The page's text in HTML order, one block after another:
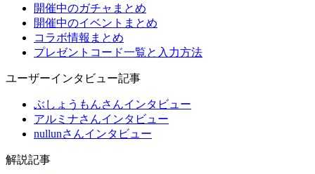
開催中のガチャまとめ
開催中のイベントまとめ
コラボ情報まとめ
プレゼントコード一覧と入力方法
ユーザーインタビュー記事
ぶしょうもんさんインタビュー
アルミナさんインタビュー
nullunさんインタビュー
解説記事